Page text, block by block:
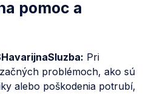
pomoc a
Pri
problémoch, ako sú
alebo poškodenia potrubí,